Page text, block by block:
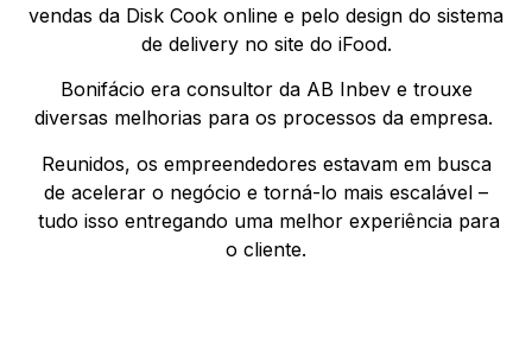
vendas da Disk Cook online e pelo design do sistema
de delivery no site do iFood.
Bonifácio era consultor da AB Inbev e trouxe
diversas melhorias para os processos da empresa.
Reunidos, os empreendedores estavam em busca
de acelerar o negócio e torná-lo mais escalável –
tudo isso entregando uma melhor experiência para
o cliente.